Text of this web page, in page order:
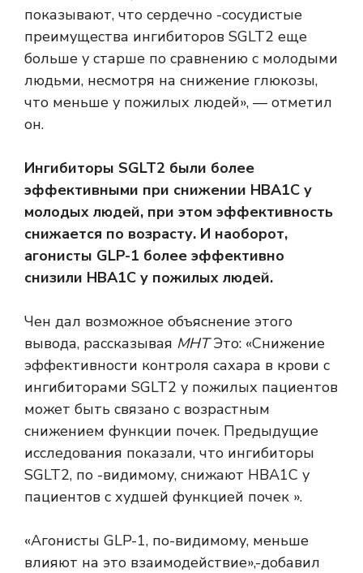
показывают, что сердечно -сосудистые
преимущества ингибиторов SGLT2 еще
больше у старше по сравнению с молодыми
людьми, несмотря на снижение глюкозы,
что меньше у пожилых людей», — отметил
он.
Ингибиторы SGLT2 были более
эффективными при снижении HBA1C у
молодых людей, при этом эффективность
снижается по возрасту. И наоборот,
агонисты GLP-1 более эффективно
снизили HBA1C у пожилых людей.
Чен дал возможное объяснение этого
вывода, рассказывая МНТЭто: «Снижение
эффективности контроля сахара в крови с
ингибиторами SGLT2 у пожилых пациентов
может быть связано с возрастным
снижением функции почек. Предыдущие
исследования показали, что ингибиторы
SGLT2, по -видимому, снижают HBA1C у
пациентов с худшей функцией почек ».
«Агонисты GLP-1, по-видимому, меньше
влияют на это взаимодействие»,-добавил